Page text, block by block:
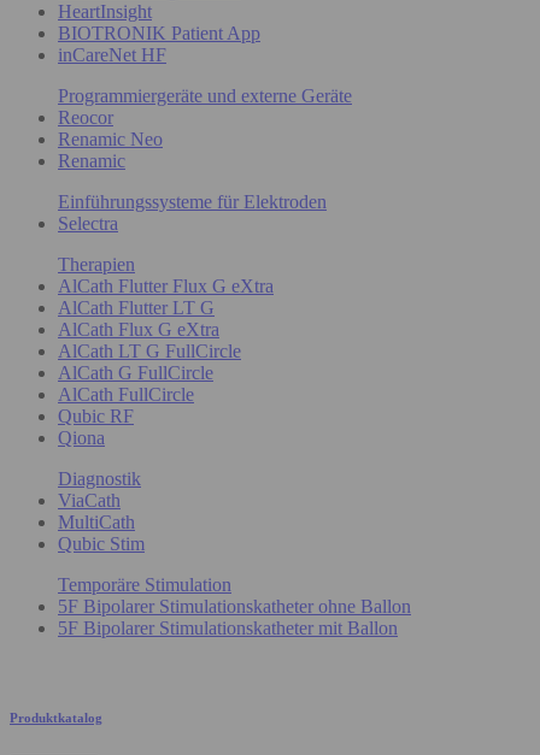
HeartInsight
BIOTRONIK Patient App
inCareNet HF
Programmiergeräte und externe Geräte
Reocor
Renamic Neo
Renamic
Einführungssysteme für Elektroden
Selectra
Therapien
AlCath Flutter Flux G eXtra
AlCath Flutter LT G
AlCath Flux G eXtra
AlCath LT G FullCircle
AlCath G FullCircle
AlCath FullCircle
Qubic RF
Qiona
Diagnostik
ViaCath
MultiCath
Qubic Stim
Temporäre Stimulation
5F Bipolarer Stimulationskatheter ohne Ballon
5F Bipolarer Stimulationskatheter mit Ballon
Produktkatalog